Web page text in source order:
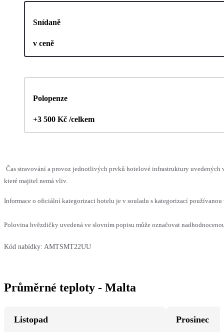
Snídaně
v ceně
Polopenze
+3 500 Kč /celkem
Čas stravování a provoz jednotlivých prvků hotelové infrastruktury uvedených
které majitel nemá vliv.
Informace o oficiální kategorizaci hotelu je v souladu s kategorizací
Polovina hvězdičky uvedená ve slovním popisu může označovat
Kód nabídky: AMTSMT22UU
Průměrné teploty - Malta
Listopad
Prosinec